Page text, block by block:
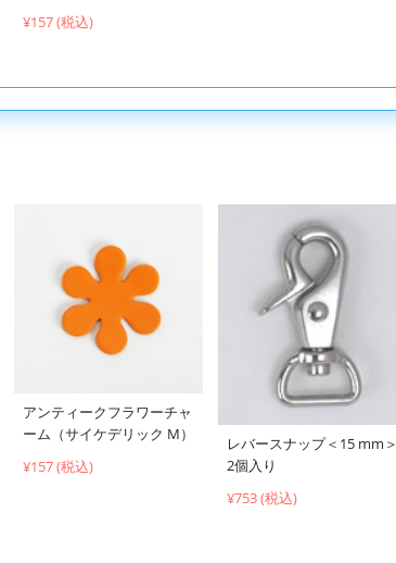
¥157 (税込)
アンティークフラワーチャ
ーム（サイケデリック M）
¥157 (税込)
レバースナップ＜15 mm＞
2個入り
¥753 (税込)